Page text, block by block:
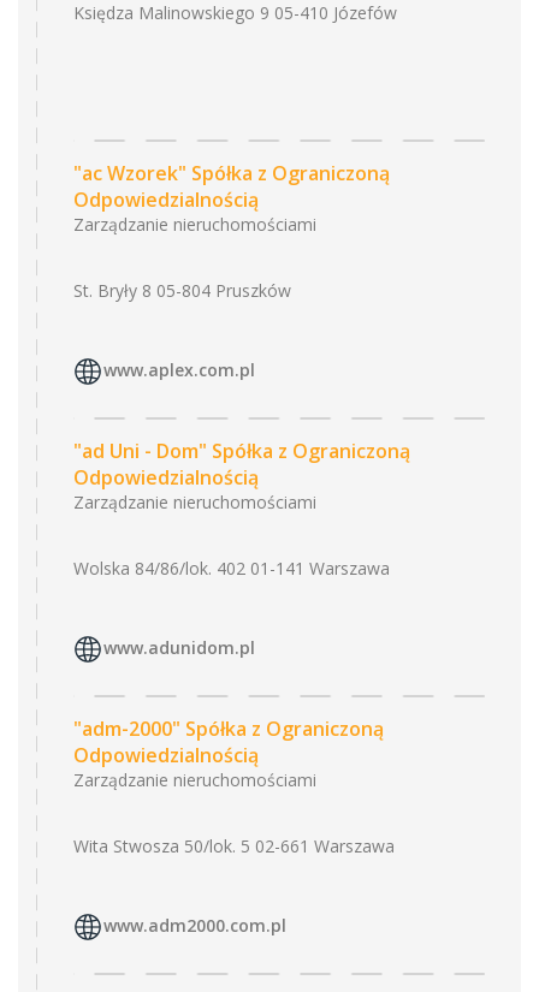
Księdza Malinowskiego 9 05-410 Józefów
"ac Wzorek" Spółka z Ograniczoną
Odpowiedzialnością
Zarządzanie nieruchomościami
St. Bryły 8 05-804 Pruszków
www.aplex.com.pl
"ad Uni - Dom" Spółka z Ograniczoną
Odpowiedzialnością
Zarządzanie nieruchomościami
Wolska 84/86/lok. 402 01-141 Warszawa
www.adunidom.pl
"adm-2000" Spółka z Ograniczoną
Odpowiedzialnością
Zarządzanie nieruchomościami
Wita Stwosza 50/lok. 5 02-661 Warszawa
www.adm2000.com.pl